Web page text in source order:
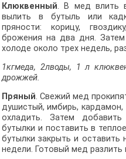
Клюквенный. В мед влить
вылить в бутыль или
пряности: корицу,
брожения на два дня.
холоде около трех недель,
1кгмеда, 2лводы, 1 л
дрожжей.
Пряный. Свежий мед
душистый, имбирь, кардамон,
охладить. Затем
бутылки и поставить в
бутылки закрыть и оставить
недели. Готовый мед разлить